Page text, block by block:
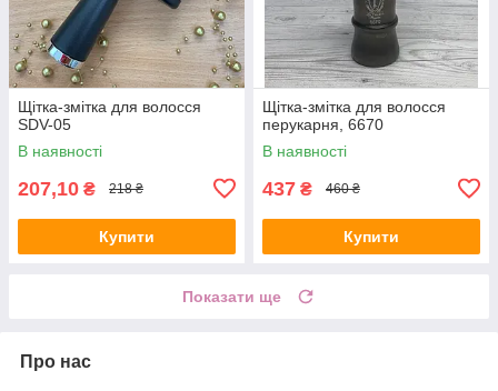
Щітка-змітка для волосся
SDV-05
В наявності
207,10 ₴ 218 ₴
Купити
Щітка-змітка для волосся
перукарня, 6670
В наявності
437 ₴ 460 ₴
Купити
Показати ще
Про нас